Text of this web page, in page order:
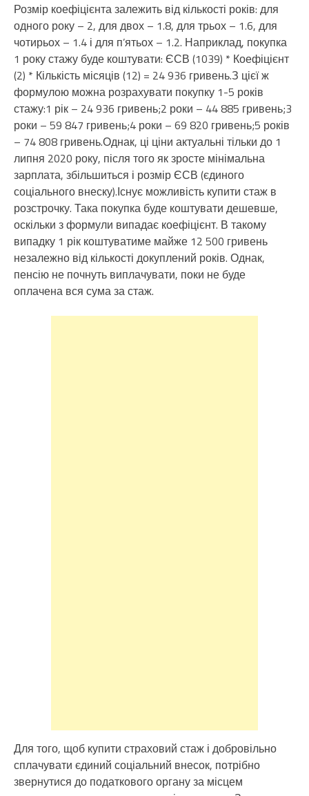
Розмір коефіцієнта залежить від кількості років: для
одного року – 2, для двох – 1.8, для трьох – 1.6, для
чотирьох – 1.4 і для п’ятьох – 1.2. Наприклад, покупка
1 року стажу буде коштувати: ЄСВ (1039) * Коефіцієнт
(2) * Кількість місяців (12) = 24 936 гривень.З цієї ж
формулою можна розрахувати покупку 1-5 років
стажу:1 рік – 24 936 гривень;2 роки – 44 885 гривень;3
роки – 59 847 гривень;4 роки – 69 820 гривень;5 років
– 74 808 гривень.Однак, ці ціни актуальні тільки до 1
липня 2020 року, після того як зросте мінімальна
зарплата, збільшиться і розмір ЄСВ (єдиного
соціального внеску).Існує можливість купити стаж в
розстрочку. Така покупка буде коштувати дешевше,
оскільки з формули випадає коефіцієнт. В такому
випадку 1 рік коштуватиме майже 12 500 гривень
незалежно від кількості докуплений років. Однак,
пенсію не почнуть виплачувати, поки не буде
оплачена вся сума за стаж.
Для того, щоб купити страховий стаж і добровільно
сплачувати єдиний соціальний внесок, потрібно
звернутися до податкового органу за місцем